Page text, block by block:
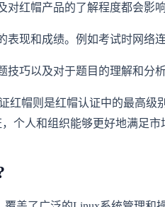
红帽产品的了解程度都会影
现和成绩。例如考试时网络
巧以及对于题目的理解和分
红帽则是红帽认证中的最高
个人和组织能够更好地满足市